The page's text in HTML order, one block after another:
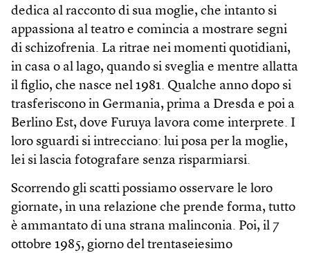
dedica al racconto di sua moglie, che intanto si
appassiona al teatro e comincia a mostrare segni
di schizofrenia. La ritrae nei momenti quotidiani,
in casa o al lago, quando si sveglia e mentre allatta
il figlio, che nasce nel 1981. Qualche anno dopo si
trasferiscono in Germania, prima a Dresda e poi a
Berlino Est, dove Furuya lavora come interprete. I
loro sguardi si intrecciano: lui posa per la moglie,
lei si lascia fotografare senza risparmiarsi.
Scorrendo gli scatti possiamo osservare le loro
giornate, in una relazione che prende forma, tutto
è ammantato di una strana malinconia. Poi, il 7
ottobre 1985, giorno del trentaseiesimo